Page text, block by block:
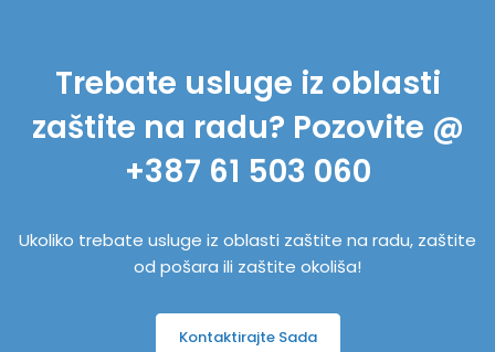
Trebate usluge iz oblasti
zaštite na radu? Pozovite @
+387 61 503 060
Ukoliko trebate usluge iz oblasti zaštite na radu, zaštite
od pošara ili zaštite okoliša!
Kontaktirajte Sada